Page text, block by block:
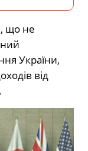
що не
України,
від